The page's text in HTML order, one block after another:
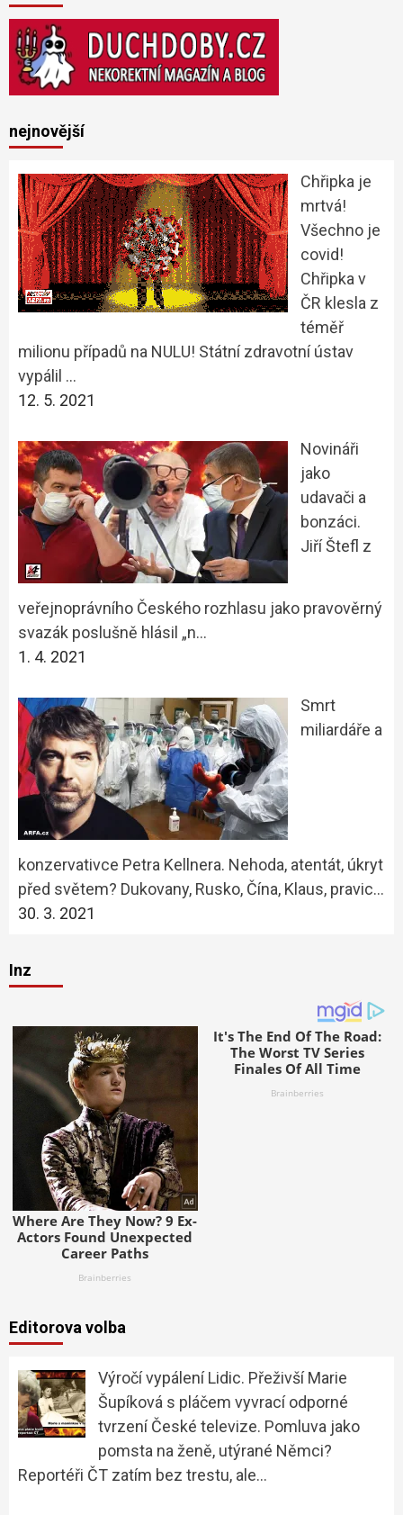
nejnovější
Chřipka je
mrtvá!
Všechno je
covid!
Chřipka v
ČR klesla z
téměř
milionu případů na NULU! Státní zdravotní ústav
vypálil …
12. 5. 2021
Novináři
jako
udavači a
bonzáci.
Jiří Štefl z
veřejnoprávního Českého rozhlasu jako pravověrný
svazák poslušně hlásil „n…
1. 4. 2021
Smrt
miliardáře a
konzervativce Petra Kellnera. Nehoda, atentát, úkryt
před světem? Dukovany, Rusko, Čína, Klaus, pravic…
30. 3. 2021
Inz
Editorova volba
Výročí vypálení Lidic. Přeživší Marie
Šupíková s pláčem vyvrací odporné
tvrzení České televize. Pomluva jako
pomsta na ženě, utýrané Němci?
Reportéři ČT zatím bez trestu, ale…